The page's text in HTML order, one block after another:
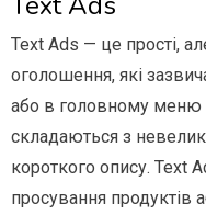
Text Ads — це прості,
оголошення, які
або в головному меню
складаються з
короткого опису. Text
просування продуктів